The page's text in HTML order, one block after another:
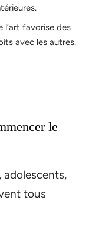
l’art favorise des
avec les autres.
le
adolescents,
tous